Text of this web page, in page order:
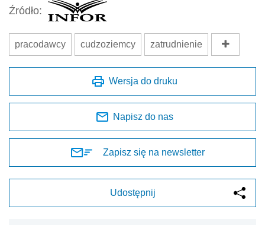
Źródło:
pracodawcy cudzoziemcy zatrudnienie
Wersja do druku
Napisz do nas
Zapisz się na newsletter
Udostępnij